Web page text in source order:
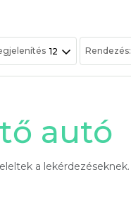
12 Rendezés:
autó
a lekérdezéseknek.